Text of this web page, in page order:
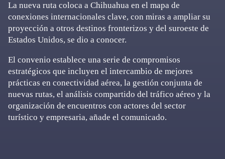
La nueva ruta coloca a Chihuahua en el mapa de
conexiones internacionales clave, con miras a ampliar su
proyección a otros destinos fronterizos y del suroeste de
Estados Unidos, se dio a conocer.
El convenio establece una serie de compromisos
estratégicos que incluyen el intercambio de mejores
prácticas en conectividad aérea, la gestión conjunta de
nuevas rutas, el análisis compartido del tráfico aéreo y la
organización de encuentros con actores del sector
turístico y empresaria, añade el comunicado.